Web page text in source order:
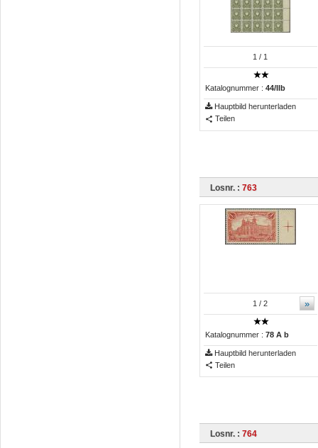
1 / 1
Katalognummer : 44/IIb
Hauptbild herunterladen
Teilen
Losnr. : 763
»
1 / 2
Katalognummer : 78 A b
Hauptbild herunterladen
Teilen
Losnr. : 764